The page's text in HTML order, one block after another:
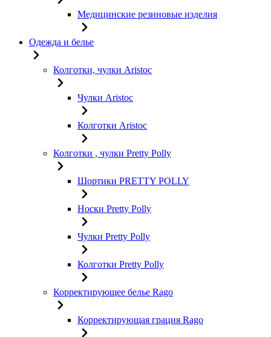
Медицинские резиновые изделия
Одежда и белье
Колготки, чулки Aristoc
Чулки Aristoc
Колготки Aristoc
Колготки , чулки Pretty Polly
Шортики PRETTY POLLY
Носки Pretty Polly
Чулки Pretty Polly
Колготки Pretty Polly
Корректирующее белье Rago
Корректирующая грация Rago